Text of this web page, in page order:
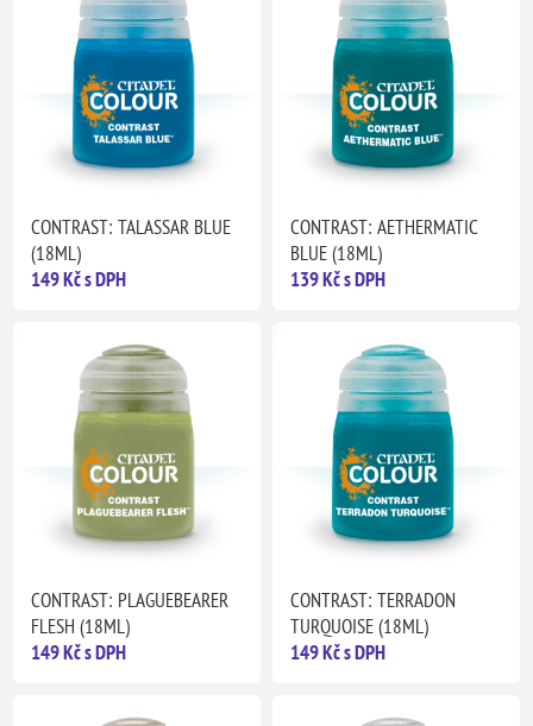
CONTRAST: TALASSAR BLUE
(18ML)
149 Kč s DPH
CONTRAST: AETHERMATIC
BLUE (18ML)
139 Kč s DPH
CONTRAST: PLAGUEBEARER
FLESH (18ML)
149 Kč s DPH
CONTRAST: TERRADON
TURQUOISE (18ML)
149 Kč s DPH